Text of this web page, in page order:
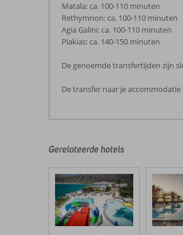
Matala: ca. 100-110 minuten
Rethymnon: ca. 100-110 minuten
Agia Galini: ca. 100-110 minuten
Plakias: ca. 140-150 minuten
De genoemde transfertijden zijn
De transfer naar je
door
klanten
geschreven
na
hun
verblijf
Gerelateerde hotels